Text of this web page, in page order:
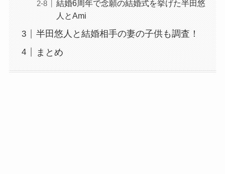
結婚6周年で念願の結婚式を挙げた半田悠
人とAmi
半田悠人と結婚相手の妻の子供も調査！
まとめ